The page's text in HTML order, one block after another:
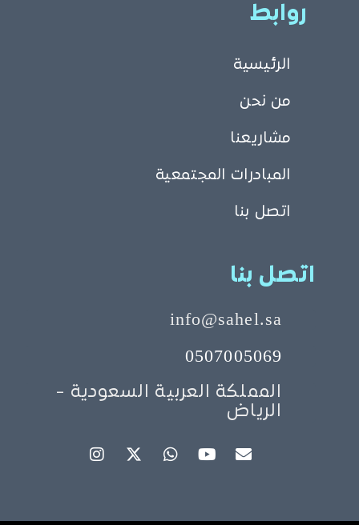
روابط
الرئيسية
من نحن
مشاريعنا
المبادرات المجتمعية
اتصل بنا
اتصل بنا
info@sahel.sa
0507005069
المملكة العربية السعودية -
الرياض